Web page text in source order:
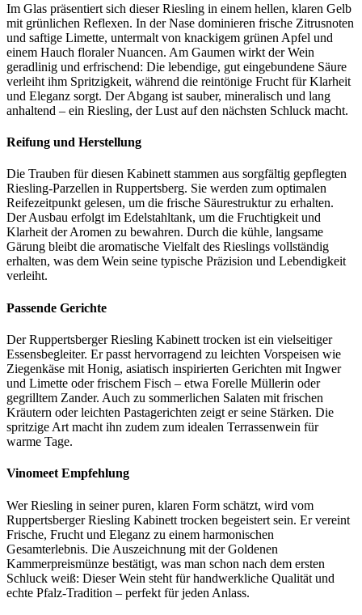
Im Glas präsentiert sich dieser Riesling in einem hellen, klaren Gelb
mit grünlichen Reflexen. In der Nase dominieren frische Zitrusnoten
und saftige Limette, untermalt von knackigem grünen Apfel und
einem Hauch floraler Nuancen. Am Gaumen wirkt der Wein
geradlinig und erfrischend: Die lebendige, gut eingebundene Säure
verleiht ihm Spritzigkeit, während die reintönige Frucht für Klarheit
und Eleganz sorgt. Der Abgang ist sauber, mineralisch und lang
anhaltend – ein Riesling, der Lust auf den nächsten Schluck macht.
Reifung und Herstellung
Die Trauben für diesen Kabinett stammen aus sorgfältig gepflegten
Riesling-Parzellen in Ruppertsberg. Sie werden zum optimalen
Reifezeitpunkt gelesen, um die frische Säurestruktur zu erhalten.
Der Ausbau erfolgt im Edelstahltank, um die Fruchtigkeit und
Klarheit der Aromen zu bewahren. Durch die kühle, langsame
Gärung bleibt die aromatische Vielfalt des Rieslings vollständig
erhalten, was dem Wein seine typische Präzision und Lebendigkeit
verleiht.
Passende Gerichte
Der Ruppertsberger Riesling Kabinett trocken ist ein vielseitiger
Essensbegleiter. Er passt hervorragend zu leichten Vorspeisen wie
Ziegenkäse mit Honig, asiatisch inspirierten Gerichten mit Ingwer
und Limette oder frischem Fisch – etwa Forelle Müllerin oder
gegrilltem Zander. Auch zu sommerlichen Salaten mit frischen
Kräutern oder leichten Pastagerichten zeigt er seine Stärken. Die
spritzige Art macht ihn zudem zum idealen Terrassenwein für
warme Tage.
Vinomeet Empfehlung
Wer Riesling in seiner puren, klaren Form schätzt, wird vom
Ruppertsberger Riesling Kabinett trocken begeistert sein. Er vereint
Frische, Frucht und Eleganz zu einem harmonischen
Gesamterlebnis. Die Auszeichnung mit der Goldenen
Kammerpreismünze bestätigt, was man schon nach dem ersten
Schluck weiß: Dieser Wein steht für handwerkliche Qualität und
echte Pfalz-Tradition – perfekt für jeden Anlass.